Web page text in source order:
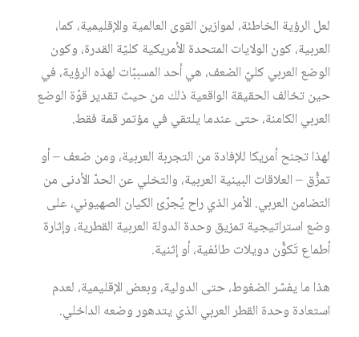
لعل الرؤية الخاطئة، لموازين القوى العالمية والإقليمية، كما،
العربية، كون الولايات المتحدة الأمريكية كليّة القدرة، وكون
الوضع العربي كليّ الضعف، هي أحد المسببّات لهذه الرؤية، في
حين تخالف الحقيقة الواقعية ذلك من حيث تقدير قوّة الوضع
العربي الكامنة، حتى عندما يلتقي في مؤتمر قمة فقط.
لهذا تجنح أمريكا للإفادة من التجربة العربية، ومن ضعف – أو
تمزُّق – العلاقات البينية العربية، والتخلي عن الحدّ الأدنى من
التضامن العربي. الأمر الذي راح يُجرّئ الكيان الصهيوني، على
وضع استراتيجية تمزيق وحدة الدولة العربية القطرية، وإثارة
أطماع تَكوُّن دويلات طائفية، أو إثنية.
هذا ما يفسّر الضغوط، حتى الدولية، وبعض الإقليمية، لعدم
استعادة وحدة القطر العربي الذي يتدهور وضعه الداخلي.